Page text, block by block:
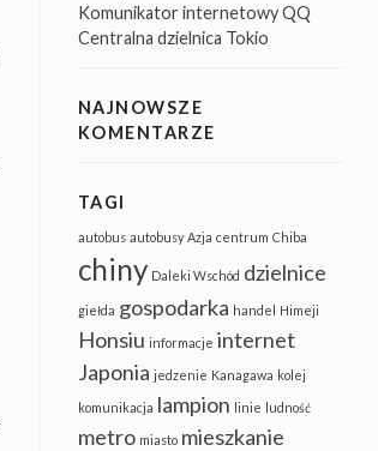
Komunikator internetowy QQ
Centralna dzielnica Tokio
NAJNOWSZE
KOMENTARZE
TAGI
autobus autobusy Azja centrum Chiba
chiny Daleki Wschód dzielnice
giełda gospodarka handel Himeji
Honsiu informacje internet
Japonia jedzenie Kanagawa kolej
komunikacja lampion linie ludność
metro miasto mieszkanie